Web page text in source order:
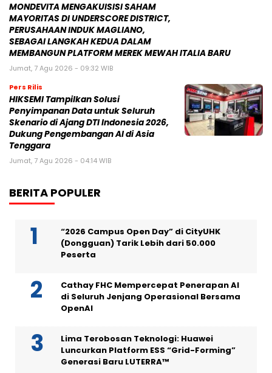
MONDEVITA MENGAKUISISI SAHAM
MAYORITAS DI UNDERSCORE DISTRICT,
PERUSAHAAN INDUK MAGLIANO,
SEBAGAI LANGKAH KEDUA DALAM
MEMBANGUN PLATFORM MEREK MEWAH ITALIA BARU
Jumat, 7 Agu 2026 - 09:32 WIB
Pers Rilis
HIKSEMI Tampilkan Solusi
Penyimpanan Data untuk Seluruh
Skenario di Ajang DTI Indonesia 2026,
Dukung Pengembangan AI di Asia
Tenggara
Jumat, 7 Agu 2026 - 04:14 WIB
BERITA POPULER
“2026 Campus Open Day” di CityUHK
(Dongguan) Tarik Lebih dari 50.000
Peserta
Cathay FHC Mempercepat Penerapan AI
di Seluruh Jenjang Operasional Bersama
OpenAI
Lima Terobosan Teknologi: Huawei
Luncurkan Platform ESS “Grid-Forming”
Generasi Baru LUTERRA™